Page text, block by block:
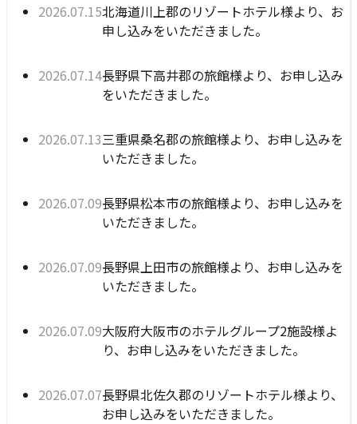
北海道川上郡のリゾートホテル様より、お
申し込みをいただきました。
公開日: 2026年07月15日
長野県下高井郡の旅館様より、お申し込み
をいただきました。
公開日: 2026年07月14日
三重県桑名郡の旅館様より、お申し込みを
いただきました。
公開日: 2026年07月13日
長野県松本市の旅館様より、お申し込みを
いただきました。
公開日: 2026年07月09日
長野県上田市の旅館様より、お申し込みを
いただきました。
公開日: 2026年07月09日
大阪府大阪市のホテルグループ2施設様よ
り、お申し込みをいただきました。
公開日: 2026年07月09日
長野県北佐久郡のリゾートホテル様より、
お申し込みをいただきました。
公開日: 2026年07月07日